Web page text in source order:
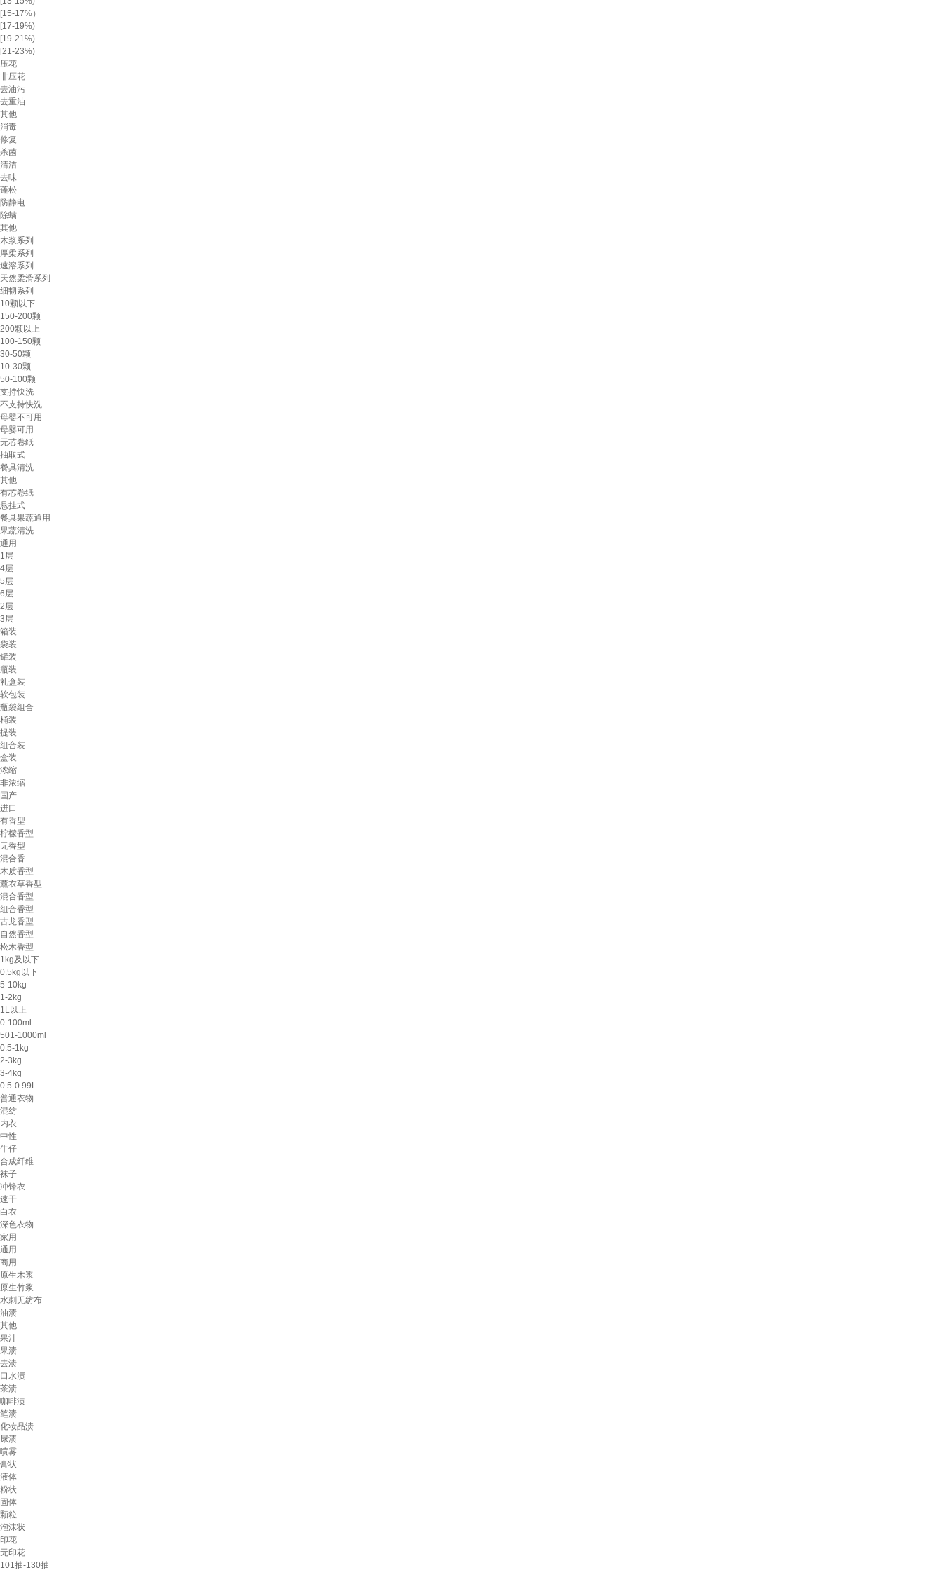
[15-17%）
[17-19%)
[19-21%)
[21-23%)
压花
非压花
去油污
去重油
其他
消毒
修复
杀菌
清洁
去味
蓬松
防静电
除螨
其他
木浆系列
厚柔系列
速溶系列
天然柔滑系列
细韧系列
10颗以下
150-200颗
200颗以上
100-150颗
30-50颗
10-30颗
50-100颗
支持快洗
不支持快洗
母婴不可用
母婴可用
无芯卷纸
抽取式
餐具清洗
其他
有芯卷纸
悬挂式
餐具果蔬通用
果蔬清洗
通用
1层
4层
5层
6层
2层
3层
箱装
袋装
罐装
瓶装
礼盒装
软包装
瓶袋组合
桶装
提装
组合装
盒装
浓缩
非浓缩
国产
进口
有香型
柠檬香型
无香型
混合香
木质香型
薰衣草香型
混合香型
组合香型
古龙香型
自然香型
松木香型
1kg及以下
0.5kg以下
5-10kg
1-2kg
1L以上
0-100ml
501-1000ml
0.5-1kg
2-3kg
3-4kg
0.5-0.99L
普通衣物
混纺
内衣
中性
牛仔
合成纤维
袜子
冲锋衣
速干
白衣
深色衣物
家用
通用
商用
原生木浆
原生竹浆
水刺无纺布
油渍
其他
果汁
果渍
去渍
口水渍
茶渍
咖啡渍
笔渍
化妆品渍
尿渍
喷雾
膏状
液体
粉状
固体
颗粒
泡沫状
印花
无印花
101抽-130抽